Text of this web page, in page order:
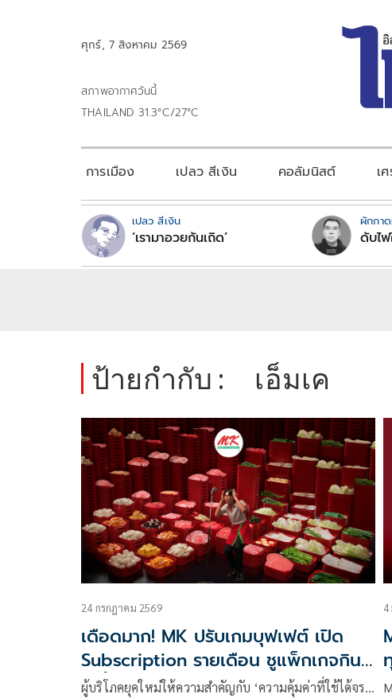
ศุกร์, 7 สิงหาคม 2569
สภาพอากาศวันนี้
THAILAND 31.3°C/27°C
การเมือง เปลว สีเงิน คอลัมนิสต์ เ
เปลว สีเงิน
‘เรามาอวยกันเถิด’
ผักกา
ดับไ
ป้ายกำกับ : เอ็มเค
24 กรกฎาคม 2569
เดือดมาก! MK ปรับเกมบุฟเฟต์ เปิด
Subscription รายเดือน ชูแพ็กเกจกิน
ไม่อั้น! รับเทรนด์ผู้บริโภคสายคุ้ม
ผู้บริโภคยุคใหม่ให้ความสำคัญกับ ‘ความคุ้มค่าที่ใช้ได้จร…